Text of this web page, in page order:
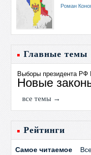
Роман
Главные темы
Выборы президента РФ
Новые
все темы →
Рейтинги
Самое читаемое